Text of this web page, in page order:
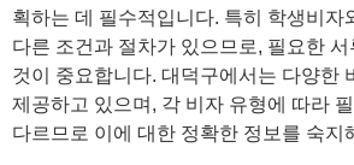
획하는 데 필수적입니다. 특히 학생비자
다른 조건과 절차가 있으므로, 필요한
것이 중요합니다. 대덕구에서는 다양한
제공하고 있으며, 각 비자 유형에 따라
다르므로 이에 대한 정확한 정보를 숙지